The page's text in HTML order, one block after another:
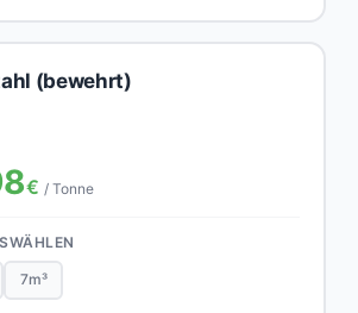
(bewehrt)
€ / Tonne
7m³